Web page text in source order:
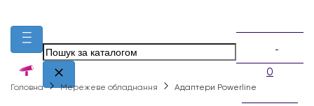
0
Головна Мережеве обладнання Адаптери Powerline